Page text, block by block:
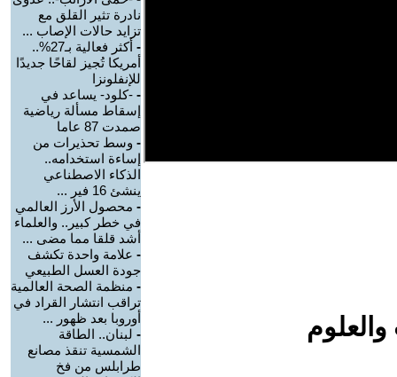
نادرة تثير القلق مع
تزايد حالات الإصاب ...
-
أكثر فعالية بـ27%..
أمريكا تُجيز لقاحًا جديدًا
للإنفلونزا
- -كلود- يساعد في
إسقاط مسألة رياضية
صمدت 87 عاما
- وسط تحذيرات من
إساءة استخدامه..
الذكاء الاصطناعي
ينشئ 16 فير ...
- محصول الأرز العالمي
في خطر كبير.. والعلماء
أشد قلقا مما مضى ...
- علامة واحدة تكشف
جودة العسل الطبيعي
- منظمة الصحة العالمية
تراقب انتشار القراد في
أوروبا بعد ظهور ...
- لبنان.. الطاقة
الشمسية تنقذ مصانع
طرابلس من فخ